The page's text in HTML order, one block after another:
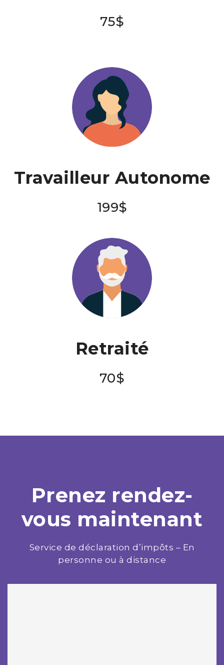
75$
Travailleur Autonome
199$
Retraité
70$
Prenez rendez-
vous maintenant
Service de déclaration d’impôts – En
personne ou à distance